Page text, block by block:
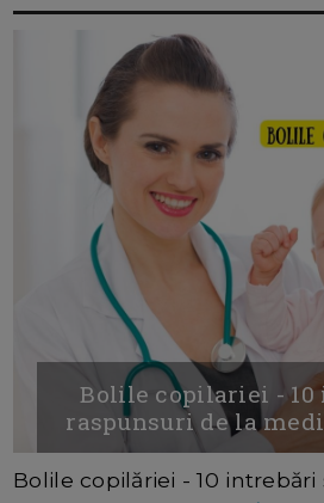
Bolile copilariei -
raspunsuri de la
Bolile copilăriei - 10